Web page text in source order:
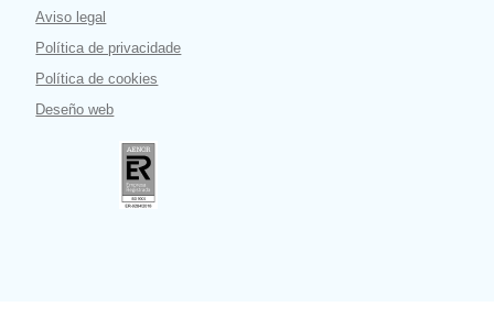
Aviso legal
Política de privacidade
Política de cookies
Deseño web